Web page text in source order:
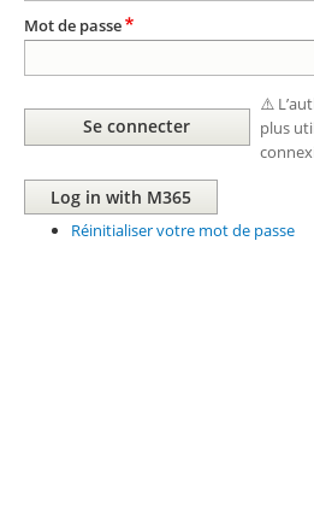
Mot de passe
⚠️
plus
Réinitialiser votre mot de passe